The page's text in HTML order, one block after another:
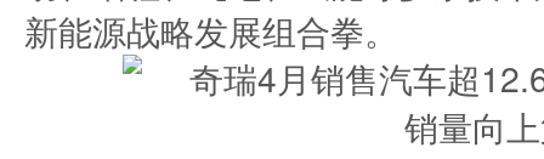
新能源战略发展组合拳。